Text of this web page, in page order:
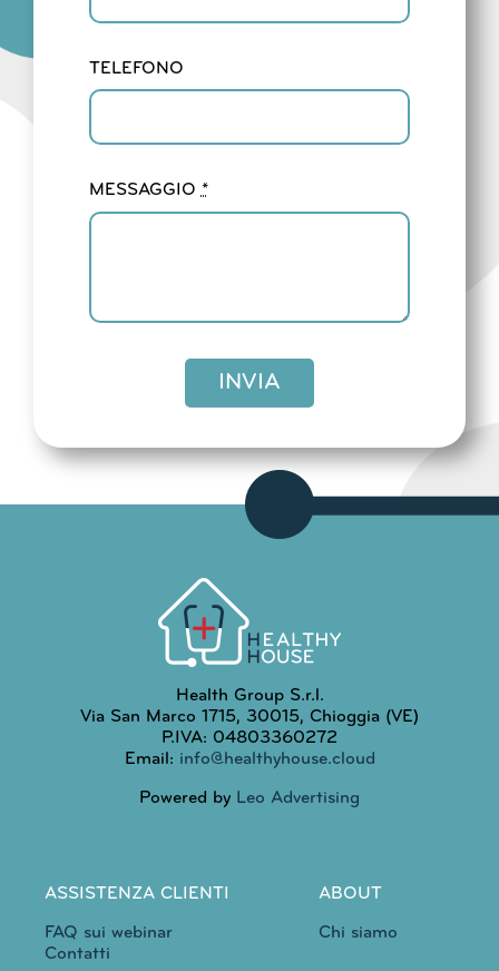
TELEFONO
MESSAGGIO*
INVIA
Health Group S.r.l.
Via San Marco 1715, 30015, Chioggia (VE)
P.IVA: 04803360272
Email: info@healthyhouse.cloud
Powered by Leo Advertising
ASSISTENZA CLIENTI
FAQ sui webinar
Contatti
ABOUT
Chi siamo